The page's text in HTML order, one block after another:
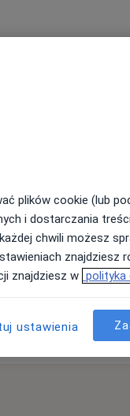
nie jest dostępne
profil
plików cookie (lub
i dostarczania
chwili możesz
znajdziesz
znajdziesz w polityka
ustawienia